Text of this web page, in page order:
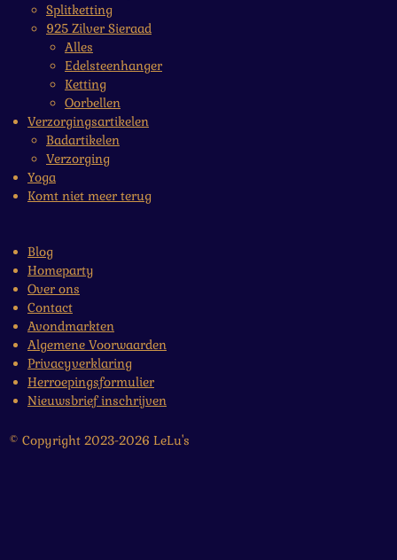
Splitketting
925 Zilver Sieraad
Alles
Edelsteenhanger
Ketting
Oorbellen
Verzorgingsartikelen
Badartikelen
Verzorging
Yoga
Komt niet meer terug
Blog
Homeparty
Over ons
Contact
Avondmarkten
Algemene Voorwaarden
Privacyverklaring
Herroepingsformulier
Nieuwsbrief inschrijven
© Copyright 2023-2026 LeLu's